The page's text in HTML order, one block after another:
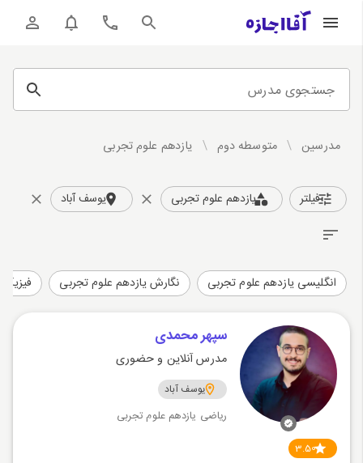
جستجوی مدرس
مدرسین / متوسطه دوم / یازدهم علوم تجربی
فیلتر یازدهم علوم تجربی یوسف آباد
انگلیسی یازدهم علوم تجربی نگارش یازدهم علوم تجربی
3.50
سپهر محمدی
مدرس آنلاین و حضوری
یوسف آباد
ریاضی یازدهم علوم تجربی